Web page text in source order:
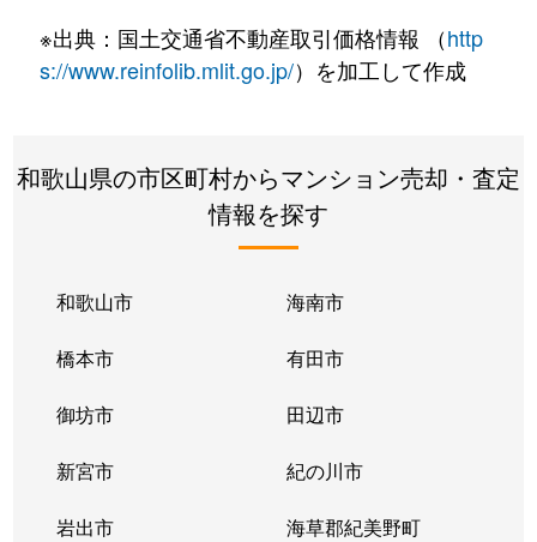
※出典：国土交通省不動産取引価格情報 （http
s://www.reinfolib.mlit.go.jp/）を加工して作成
和歌山県の市区町村からマンション売却・査定
情報を探す
和歌山市 海南市
橋本市 有田市
御坊市 田辺市
新宮市 紀の川市
岩出市 海草郡紀美野町